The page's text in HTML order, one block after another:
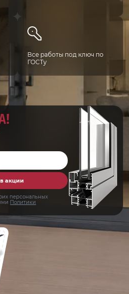
Все работы под ключ по
ГОСТу
акции
персональных
Политики